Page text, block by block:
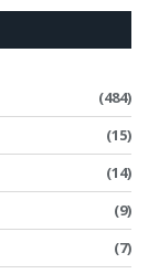
(484)
(15)
(14)
(9)
(7)